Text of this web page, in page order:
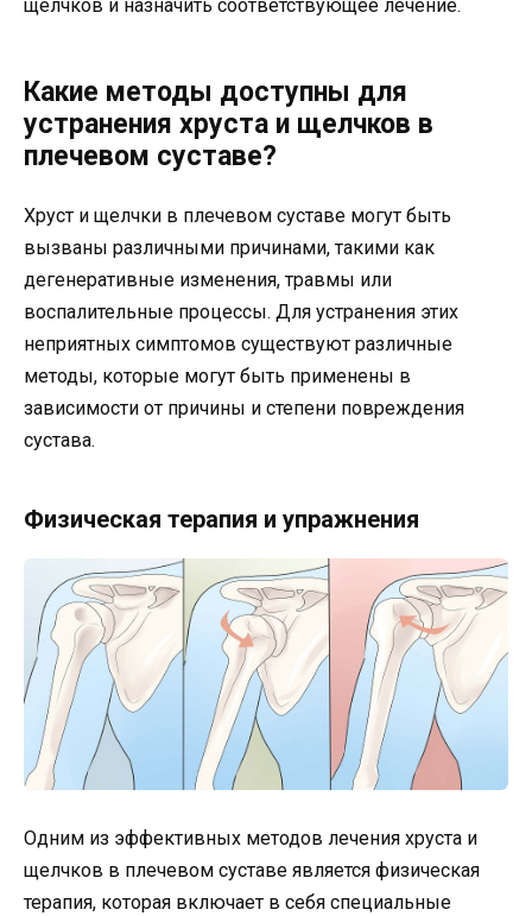
щелчков и назначить соответствующее лечение.
Какие методы доступны для
устранения хруста и щелчков в
плечевом суставе?
Хруст и щелчки в плечевом суставе могут быть
вызваны различными причинами, такими как
дегенеративные изменения, травмы или
воспалительные процессы. Для устранения этих
неприятных симптомов существуют различные
методы, которые могут быть применены в
зависимости от причины и степени повреждения
сустава.
Физическая терапия и упражнения
Одним из эффективных методов лечения хруста и
щелчков в плечевом суставе является физическая
терапия, которая включает в себя специальные